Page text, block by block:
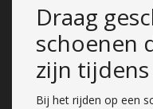
Draag
schoenen
zijn
Bij het rijden op een